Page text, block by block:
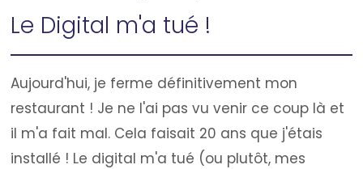
Le Digital m'a tué !
Aujourd'hui, je ferme définitivement mon
restaurant ! Je ne l'ai pas vu venir ce coup là et
il m'a fait mal. Cela faisait 20 ans que j'étais
installé ! Le digital m'a tué (ou plutôt, mes